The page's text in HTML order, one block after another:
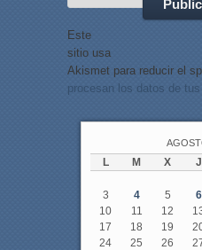
Este
sitio usa
Akismet para reducir el
procesan los datos de
L M X J
3
4 5 6
10
11 12
17
18 19
24
25 26